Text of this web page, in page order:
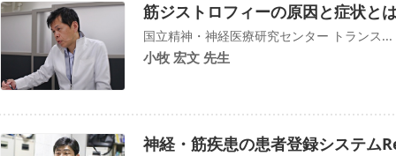
筋ジストロフィーの原因と症状と
国立精神・神経医療研究センター トランス...
小牧 宏文 先生
神経・筋疾患の患者登録システム